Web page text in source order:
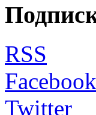
RSS
Facebook
Twitter